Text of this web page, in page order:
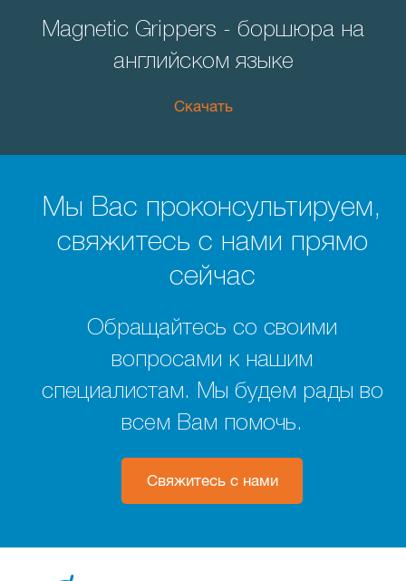
Magnetic Grippers - боршюра на
английском языке
Скачать
Мы Вас проконсультируем,
свяжитесь с нами прямо
сейчас
Обращайтесь со своими
вопросами к нашим
специалистам. Мы будем рады во
всем Вам помочь.
Свяжитесь с нами